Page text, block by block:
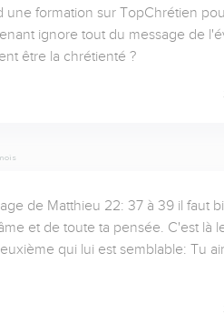
formation sur TopChrétien
ignore tout du message de
être la chrétienté ?
de Matthieu 22: 37 à 39 il faut
et de toute ta pensée. C'est là
qui lui est semblable: Tu